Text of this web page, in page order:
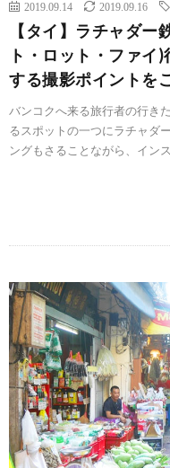
2019.09.14 2019.09.16
【タイ】ラチャダー
ト・ロット・ファイ
する撮影ポイントを
バンコクへ来る旅行者の行き
るスポットの一つにラチャダ
ングもさることながら、イン